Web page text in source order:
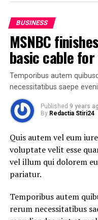
sed do eiusmod
magna aliqua. Ut enim
exercitation ullamco
commodo consequat.
“Duis aute
velit esse
fugiat”
Nemo enim ipsam
aspernatur aut odit aut
magni dolores eos qui
nesciunt.
BUSINESS
MSNBC
basic cable
Temporibus autem
necessitatibus saepe
Published 9 years
By Redactia Stiri24
Quis autem vel eum
voluptate velit esse
vel illum qui dolorem
pariatur.
Temporibus autem
rerum necessitatibus